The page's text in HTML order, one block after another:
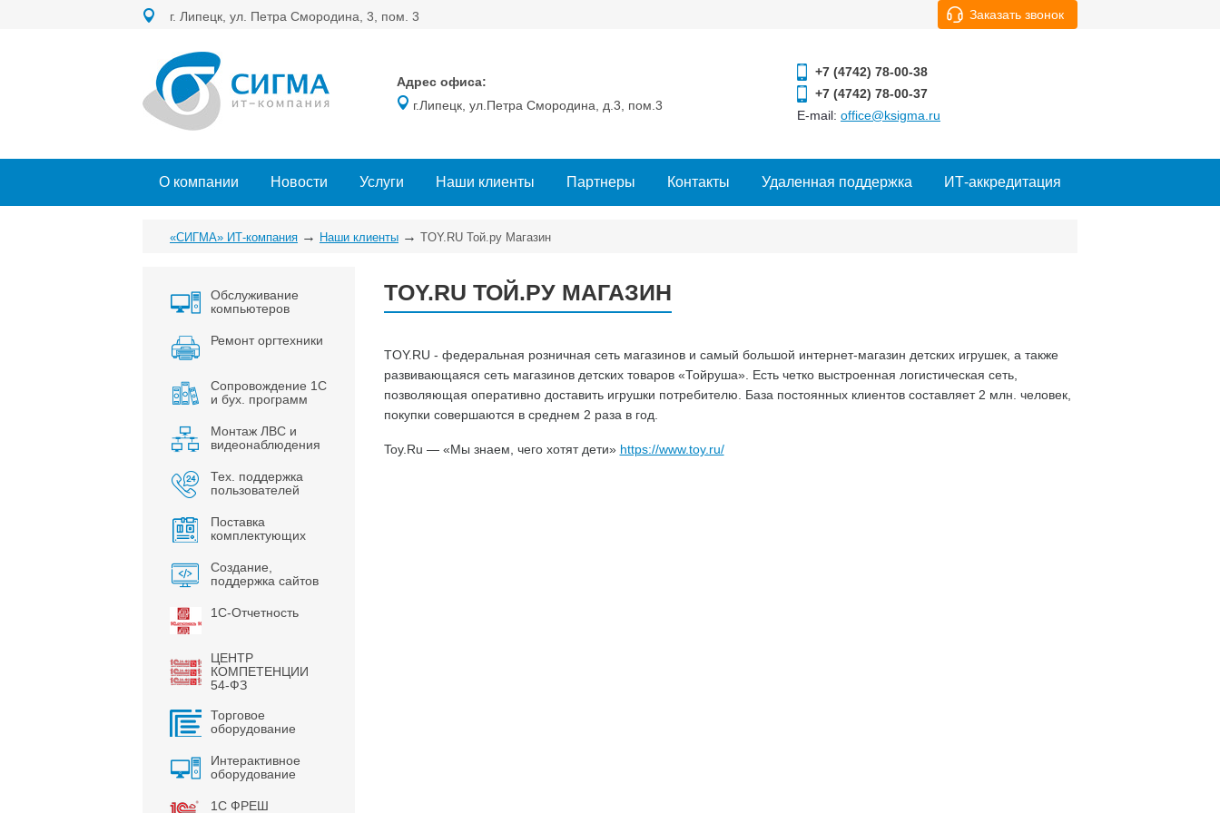
г. Липецк, ул. Петра Смородина, 3, пом. 3 Заказать звонок
Адрес офиса:
г.Липецк, ул.Петра Смородина, д.3, пом.3
+7 (4742) 78-00-38
+7 (4742) 78-00-37
E-mail: office@ksigma.ru
О компании Новости Услуги Наши клиенты Партнеры Контакты Удаленная поддержка ИТ-аккредитация
«СИГМА» ИТ-компания → Наши клиенты → TOY.RU Той.ру Магазин
Обслуживание
компьютеров
Ремонт оргтехники
Сопровождение 1С
и бух. программ
Монтаж ЛВС и
видеонаблюдения
Тех. поддержка
пользователей
Поставка
комплектующих
Создание,
поддержка сайтов
1С-Отчетность
ЦЕНТР
КОМПЕТЕНЦИИ
54-ФЗ
Торговое
оборудование
Интерактивное
оборудование
1С ФРЕШ
TOY.RU ТОЙ.РУ МАГАЗИН
TOY.RU - федеральная розничная сеть магазинов и самый большой интернет-магазин детских игрушек, а также
развивающаяся сеть магазинов детских товаров «Тойруша». Есть четко выстроенная логистическая сеть,
позволяющая оперативно доставить игрушки потребителю. База постоянных клиентов составляет 2 млн. человек,
покупки совершаются в среднем 2 раза в год.
Toy.Ru — «Мы знаем, чего хотят дети» https://www.toy.ru/